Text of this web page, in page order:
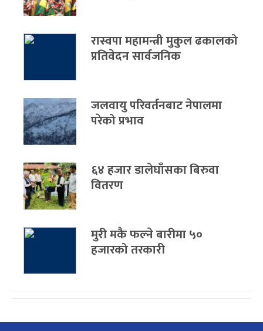
रास्वपा महामन्त्री मुकुल ढकालको
प्रतिवेदन सार्वजनिक
जलवायु परिवर्तनबाट नेपालमा
परेको प्रभाव
६४ हजार डालेघाँसका बिरुवा
वितरण
मुरी मकै फल्ने बारीमा ५०
हजारको तरकारी